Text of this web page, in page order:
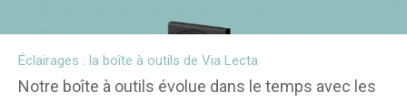
Éclairages : la boîte à outils de Via Lecta
Notre boîte à outils évolue dans le temps avec les